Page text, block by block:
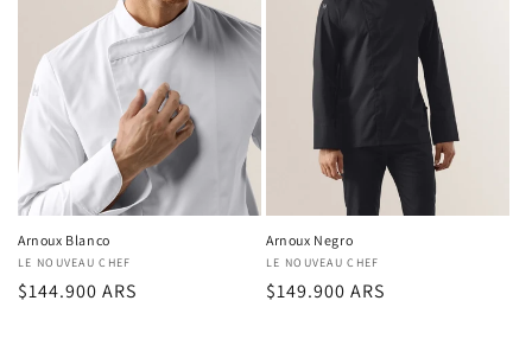
Arnoux Blanco
Proveedor:
LE NOUVEAU CHEF
Precio
$144.900 ARS
Arnoux Negro
Proveedor:
LE NOUVEAU CHEF
Precio
$149.900 ARS